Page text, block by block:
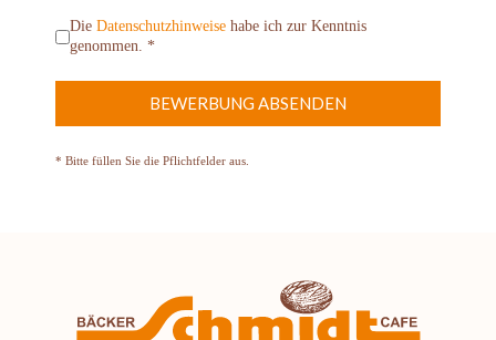
Die Datenschutzhinweise habe ich zur Kenntnis
genommen. *
BEWERBUNG ABSENDEN
* Bitte füllen Sie die Pflichtfelder aus.